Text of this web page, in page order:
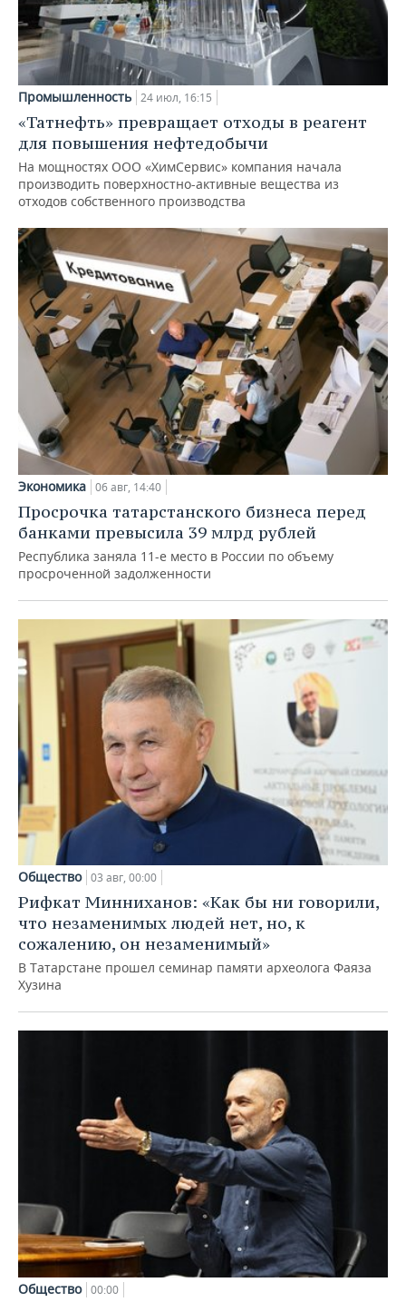
Промышленность 24 июл, 16:15
«Татнефть» превращает отходы в реагент
для повышения нефтедобычи
На мощностях ООО «ХимСервис» компания начала
производить поверхностно-активные вещества из
отходов собственного производства
Экономика 06 авг, 14:40
Просрочка татарстанского бизнеса перед
банками превысила 39 млрд рублей
Республика заняла 11-е место в России по объему
просроченной задолженности
Общество 03 авг, 00:00
Рифкат Минниханов: «Как бы ни говорили,
что незаменимых людей нет, но, к
сожалению, он незаменимый»
В Татарстане прошел семинар памяти археолога Фаяза
Хузина
Общество 00:00